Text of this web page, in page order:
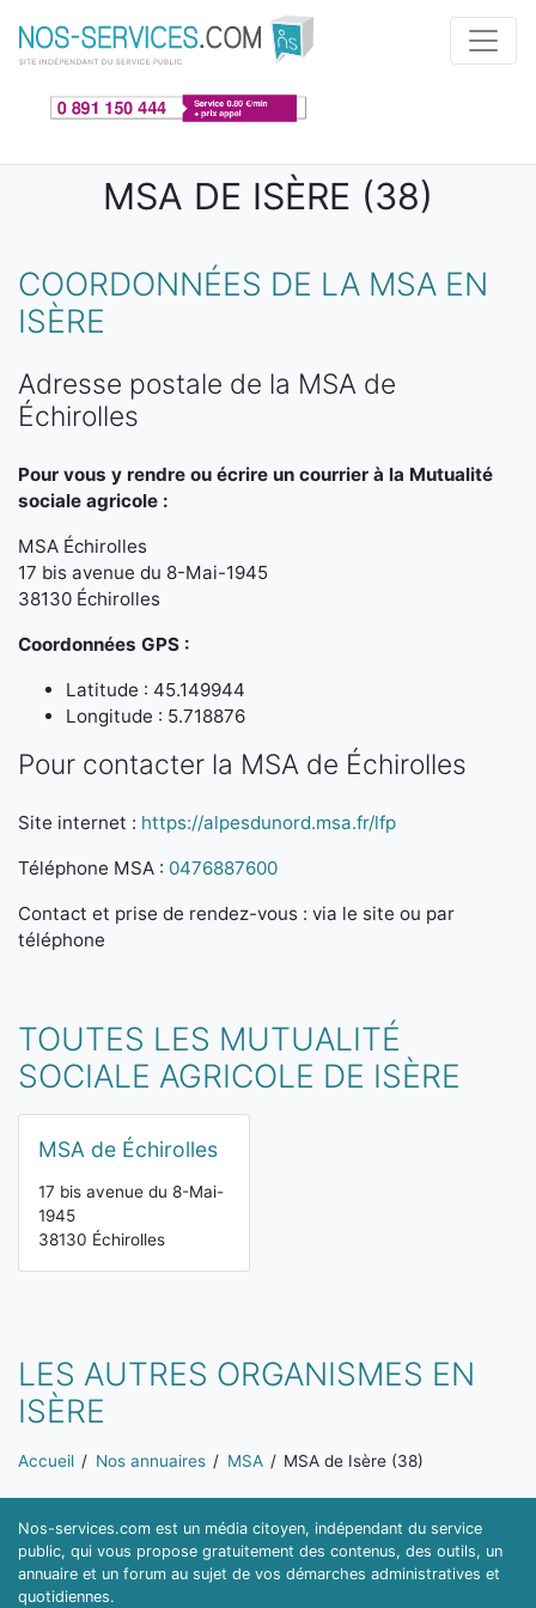
Aller au contenu principal
MSA DE ISÈRE (38)
COORDONNÉES DE LA MSA EN
ISÈRE
Adresse postale de la MSA de
Échirolles
Pour vous y rendre ou écrire un courrier à la Mutualité
sociale agricole :
MSA Échirolles
17 bis avenue du 8-Mai-1945
38130 Échirolles
Coordonnées GPS :
Latitude : 45.149944
Longitude : 5.718876
Pour contacter la MSA de Échirolles
Site internet : https://alpesdunord.msa.fr/lfp
Téléphone MSA : 0476887600
Contact et prise de rendez-vous : via le site ou par
téléphone
TOUTES LES MUTUALITÉ
SOCIALE AGRICOLE DE ISÈRE
MSA de Échirolles
17 bis avenue du 8-Mai-
1945
38130 Échirolles
LES AUTRES ORGANISMES EN
ISÈRE
Vous êtes ici:
Accueil Nos annuaires MSA MSA de Isère (38)
Nos-services.com est un média citoyen, indépendant du service
public, qui vous propose gratuitement des contenus, des outils, un
annuaire et un forum au sujet de vos démarches administratives et
quotidiennes.